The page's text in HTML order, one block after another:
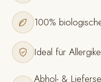
100%
Ideal für
Abhol- &